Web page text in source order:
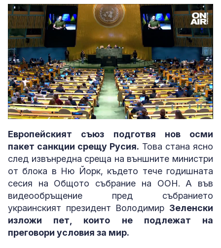
Unmute Loaded
79.82%
Европейският съюз подготвя нов осми
пакет санкции срещу Русия. Това стана ясно
след извънредна среща на външните министри
от блока в Ню Йорк, където тече годишната
сесия на Общото събрание на ООН. А във
видеообръщение пред събранието
украинският президент Володимир Зеленски
изложи пет, които не подлежат на
преговори условия за мир.